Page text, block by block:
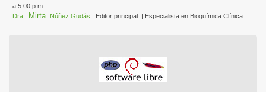
a 5:00 p.m
Dra.
Mirta Núñez Gudás: Editor principal | Especialista en Bioquímica Clínica